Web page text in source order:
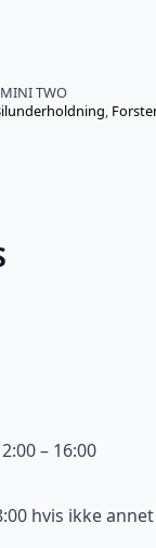
TWO
,
– 16:00
hvis ikke